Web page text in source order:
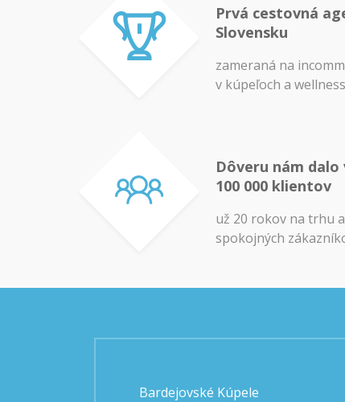
Prvá cestovná
Slovensku
zameraná na
v kúpeľoch a wellness
Dôveru nám dalo
100 000 klientov
už 20 rokov na trhu
spokojných
Bardejovské Kúpele